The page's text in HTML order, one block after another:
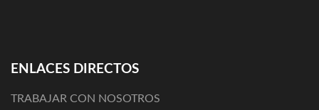
ENLACES DIRECTOS
TRABAJAR CON NOSOTROS